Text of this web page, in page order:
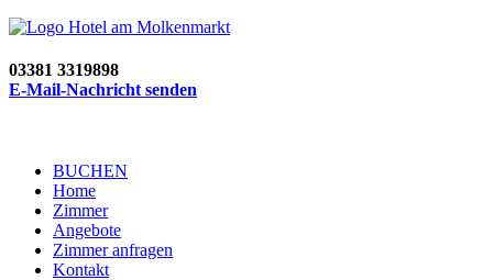
03381 3319898
E-Mail-Nachricht senden
BUCHEN
Home
Zimmer
Angebote
Zimmer anfragen
Kontakt